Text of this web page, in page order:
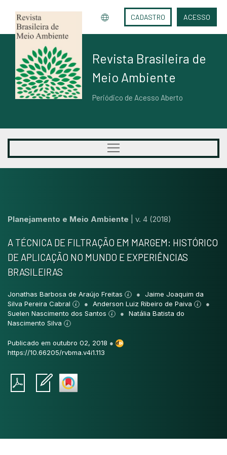
CADASTRO ACESSO
Revista Brasileira de
Meio Ambiente
Periódico de Acesso Aberto
Planejamento e Meio Ambiente v. 4 (2018)
A TÉCNICA DE FILTRAÇÃO EM MARGEM: HISTÓRICO
DE APLICAÇÃO NO MUNDO E EXPERIÊNCIAS
BRASILEIRAS
Jonathas Barbosa de Araújo Freitas
Jaime Joaquim da
Silva Pereira Cabral
Anderson Luiz Ribeiro de Paiva
Suelen Nascimento dos Santos
Natália Batista do
Nascimento Silva
Publicado em outubro 02, 2018 ●
https://10.66205/rvbma.v4i1.113